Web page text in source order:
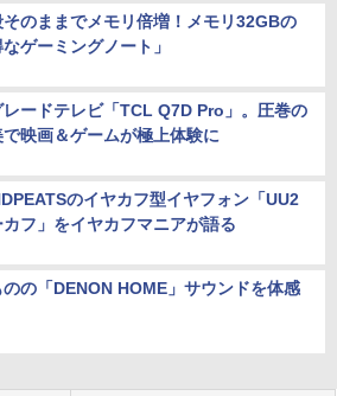
そのままでメモリ倍増！メモリ32GBの
なゲーミングノート」
レードテレビ「TCL Q7D Pro」。圧巻の
映画＆ゲームが極上体験に
のイヤカフ型イヤフォン「UU2
カフ」をイヤカフマニアが語る
の「DENON HOME」サウンドを体感